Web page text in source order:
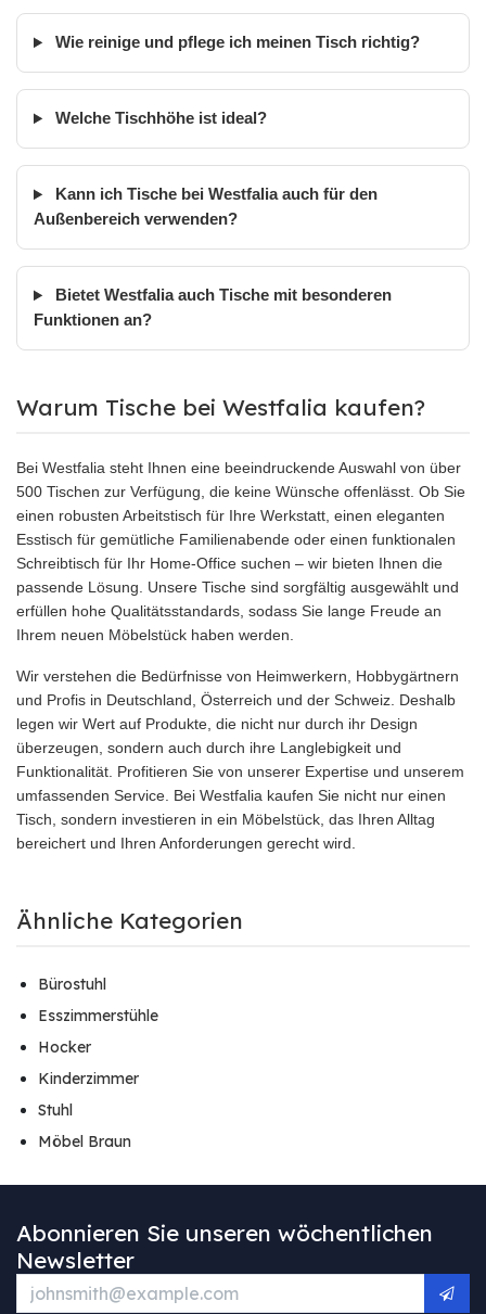
Wie reinige und pflege ich meinen Tisch richtig?
Welche Tischhöhe ist ideal?
Kann ich Tische bei Westfalia auch für den
Außenbereich verwenden?
Bietet Westfalia auch Tische mit besonderen
Funktionen an?
Warum Tische bei Westfalia kaufen?
Bei Westfalia steht Ihnen eine beeindruckende Auswahl von über
500 Tischen zur Verfügung, die keine Wünsche offenlässt. Ob Sie
einen robusten Arbeitstisch für Ihre Werkstatt, einen eleganten
Esstisch für gemütliche Familienabende oder einen funktionalen
Schreibtisch für Ihr Home-Office suchen – wir bieten Ihnen die
passende Lösung. Unsere Tische sind sorgfältig ausgewählt und
erfüllen hohe Qualitätsstandards, sodass Sie lange Freude an
Ihrem neuen Möbelstück haben werden.
Wir verstehen die Bedürfnisse von Heimwerkern, Hobbygärtnern
und Profis in Deutschland, Österreich und der Schweiz. Deshalb
legen wir Wert auf Produkte, die nicht nur durch ihr Design
überzeugen, sondern auch durch ihre Langlebigkeit und
Funktionalität. Profitieren Sie von unserer Expertise und unserem
umfassenden Service. Bei Westfalia kaufen Sie nicht nur einen
Tisch, sondern investieren in ein Möbelstück, das Ihren Alltag
bereichert und Ihren Anforderungen gerecht wird.
Ähnliche Kategorien
Bürostuhl
Esszimmerstühle
Hocker
Kinderzimmer
Stuhl
Möbel Braun
Abonnieren Sie unseren wöchentlichen
Newsletter